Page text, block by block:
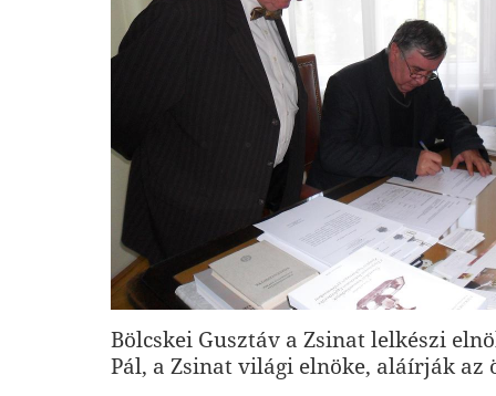
Bölcskei Gusztáv a Zsinat lelkészi
Pál, a Zsinat világi elnöke, aláírják az